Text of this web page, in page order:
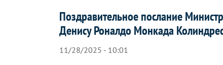
Поздравительное послание
Денису Роналдо Монкада
11/28/2025 - 10:01